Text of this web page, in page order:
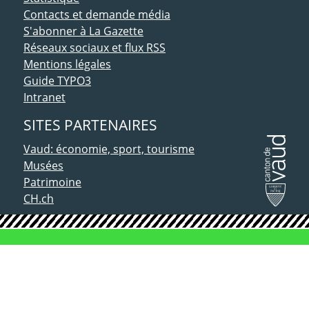
Contacts et demande média
S'abonner à La Gazette
Réseaux sociaux et flux RSS
Mentions légales
Guide TYPO3
Intranet
SITES PARTENAIRES
Vaud: économie, sport, tourisme
Musées
Patrimoine
CH.ch